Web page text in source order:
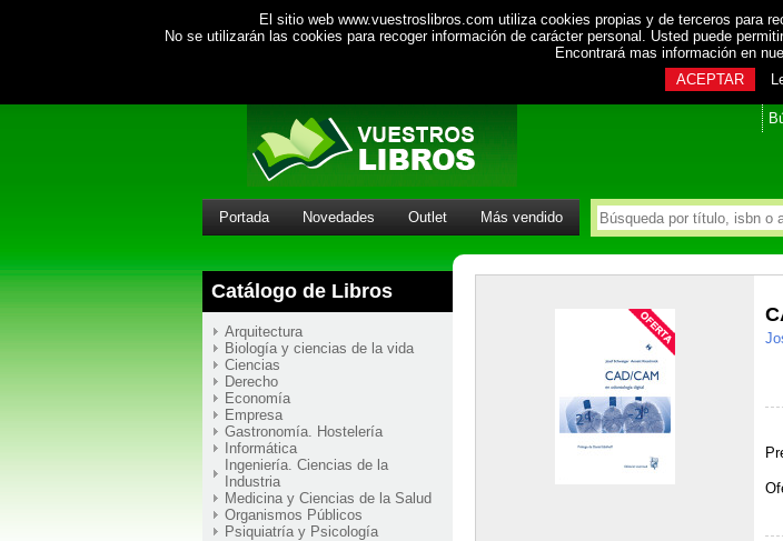
El sitio web www.vuestroslibros.com utiliza cookies propias y de terceros para
No se utilizarán las cookies para recoger información de carácter personal. Usted puede
Encontrará mas información en
ACEPTAR
Portada Novedades Outlet Más vendido
Catálogo de Libros
Arquitectura
Biología y ciencias de la vida
Ciencias
Derecho
Economía
Empresa
Gastronomía. Hostelería
Informática
Ingeniería. Ciencias de la
Industria
Medicina y Ciencias de la Salud
Organismos Públicos
Psiquiatría y Psicología